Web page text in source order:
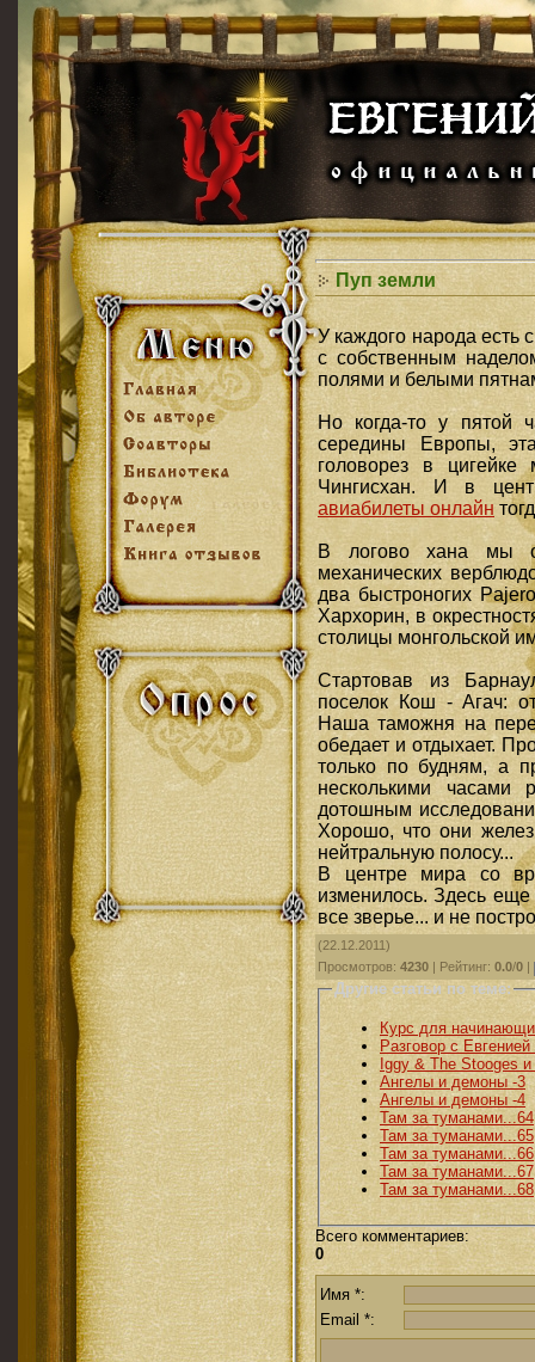
Пуп земли
У каждого народа есть
с собственным
полями и белыми
Но когда-то у пятой
середины Европы,
головорез в
Чингисхан. И в
авиабилеты онлайн
В логово хана мы
механических
два быстроногих
Хархорин, в
столицы монгольской
Стартовав из
поселок Кош - Агач:
Наша таможня на
обедает и отдыхает.
только по будням, а
несколькими часами
дотошным
Хорошо, что они
нейтральную полосу...
В центре мира со
изменилось. Здесь
все зверье... и не
(22.12.2011)
Просмотров: 4230 Рейтинг: 0.0/0
Другие статьи по теме:
Курс для
Разговор с
Iggy & The Stooges
Ангелы и демоны -3
Ангелы и демоны -4
Там за туманами...64
Там за туманами...65
Там за туманами...66
Там за туманами...67
Там за туманами...68
Всего комментариев:
0
Имя *:
Email *: